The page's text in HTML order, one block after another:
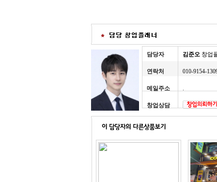
담당자 김준오 창업
연락처 010-9154-
메일주소 .
창업상담